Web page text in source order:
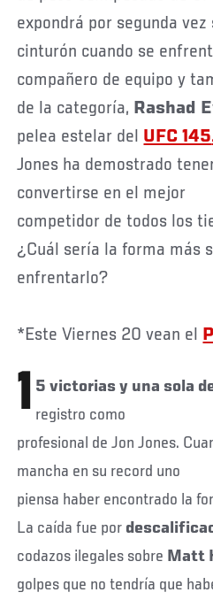
expondrá por segunda vez
cinturón cuando se
compañero de equipo y
de la categoría, Rashad
pelea estelar del UFC 145.
Jones ha demostrado
convertirse en el mejor
competidor de todos los
¿Cuál sería la forma más
enfrentarlo?
*Este Viernes 20 vean el
1 5 victorias y una sola
registro como
profesional de Jon Jones.
mancha en su record uno
piensa haber encontrado la
La caída fue por
codazos ilegales sobre Matt
golpes que no tendría que